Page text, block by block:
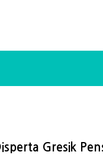
Gresik